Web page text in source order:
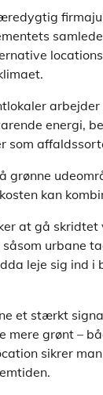
energi,
som
grønne
kan
at gå
urbane
leje sig
et stærkt
mere grønt –
sikrer